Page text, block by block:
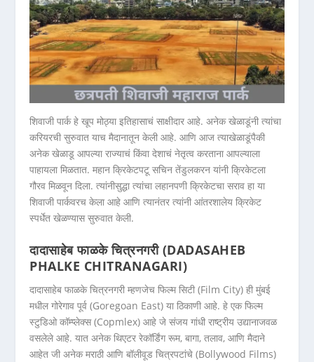
शिवाजी पार्क हे खूप मोठ्या इतिहासाचं साक्षीदार आहे. अनेक खेळाडूंनी त्यांचा
करियरची सुरुवात याच मैदानातून केली आहे. आणि आज त्याखेळाडूंपैकी
अनेक खेळाडू आपल्या राज्याचं किंवा देशाचं नेतृत्व करताना आपल्याला
पाहायला मिळतात. महान क्रिकेटपटू सचिन तेंडुलकरन यांनी क्रिकेटला
गौरव मिळवून दिला. त्यांनीसुद्धा त्यांचा लहानपणी क्रिकेटचा सराव हा या
शिवाजी पार्कवरच केला आहे आणि त्यानंतर त्यांनी आंतरशालेय क्रिकेट
स्पर्धेत खेळण्यास सुरुवात केली.
दादासाहेब फाळके चित्रनगरी (DADASAHEB
PHALKE CHITRANAGARI)
दादासाहेब फाळके चित्रनगरी म्हणजेच फिल्म सिटी (Film City) ही मुंबई
मधील गोरेगाव पूर्व (Goregoan East) या ठिकाणी आहे. हे एक फिल्म
स्टुडिओ कॉम्प्लेक्स (Copmlex) आहे जे संजय गांधी राष्ट्रीय उद्यानाजवळ
वसलेले आहे. यात अनेक थिएटर रेकॉर्डिंग रूम, बागा, तलाव, आणि मैदाने
आहेत जी अनेक मराठी आणि बॉलीवूड चित्रपटांचे (Bollywood Films)